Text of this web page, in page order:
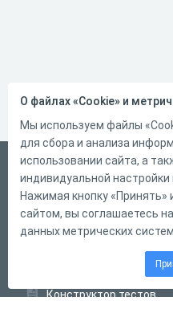
Русский
Справка
Форма обратной связи
Конструктор тестов
О файлах «Cookie» и
Мы используем файлы
для сбора и анализа
использовании сайта, а
индивидуальной
Нажимая кнопку
сайтом, вы соглашаетесь
данных метрических систем.